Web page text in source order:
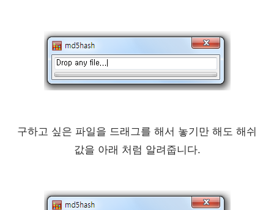
구하고 싶은 파일을 드래그를 해서 놓기만 해도 해쉬
값을 아래 처럼 알려줍니다.